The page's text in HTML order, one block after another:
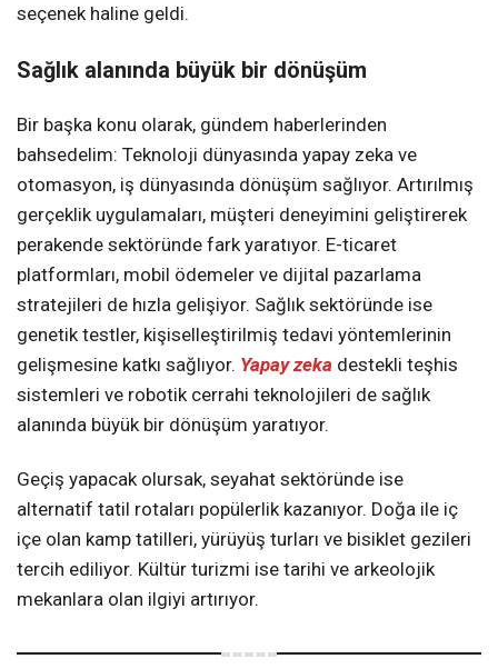
seçenek haline geldi.
Sağlık alanında büyük bir dönüşüm
Bir başka konu olarak, gündem haberlerinden
bahsedelim: Teknoloji dünyasında yapay zeka ve
otomasyon, iş dünyasında dönüşüm sağlıyor. Artırılmış
gerçeklik uygulamaları, müşteri deneyimini geliştirerek
perakende sektöründe fark yaratıyor. E-ticaret
platformları, mobil ödemeler ve dijital pazarlama
stratejileri de hızla gelişiyor. Sağlık sektöründe ise
genetik testler, kişiselleştirilmiş tedavi yöntemlerinin
gelişmesine katkı sağlıyor. Yapay zeka destekli teşhis
sistemleri ve robotik cerrahi teknolojileri de sağlık
alanında büyük bir dönüşüm yaratıyor.
Geçiş yapacak olursak, seyahat sektöründe ise
alternatif tatil rotaları popülerlik kazanıyor. Doğa ile iç
içe olan kamp tatilleri, yürüyüş turları ve bisiklet gezileri
tercih ediliyor. Kültür turizmi ise tarihi ve arkeolojik
mekanlara olan ilgiyi artırıyor.